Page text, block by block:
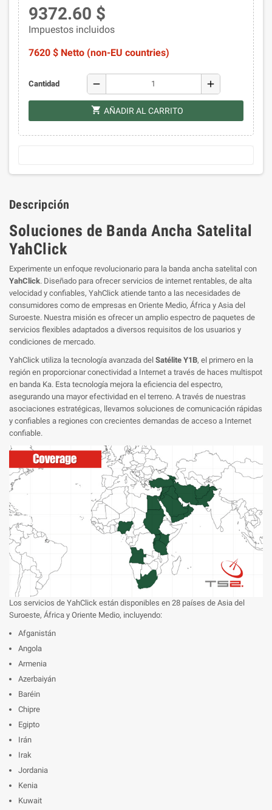
9372.60 $
Impuestos incluidos
7620 $ Netto (non-EU countries)
Cantidad remove add
shopping_cart AÑADIR AL CARRITO
Descripción
Soluciones de Banda Ancha Satelital
YahClick
Experimente un enfoque revolucionario para la banda ancha satelital con
YahClick. Diseñado para ofrecer servicios de internet rentables, de alta
velocidad y confiables, YahClick atiende tanto a las necesidades de
consumidores como de empresas en Oriente Medio, África y Asia del
Suroeste. Nuestra misión es ofrecer un amplio espectro de paquetes de
servicios flexibles adaptados a diversos requisitos de los usuarios y
condiciones de mercado.
YahClick utiliza la tecnología avanzada del Satélite Y1B, el primero en la
región en proporcionar conectividad a Internet a través de haces multispot
en banda Ka. Esta tecnología mejora la eficiencia del espectro,
asegurando una mayor efectividad en el terreno. A través de nuestras
asociaciones estratégicas, llevamos soluciones de comunicación rápidas
y confiables a regiones con crecientes demandas de acceso a Internet
confiable.
Los servicios de YahClick están disponibles en 28 países de Asia del
Suroeste, África y Oriente Medio, incluyendo:
Afganistán
Angola
Armenia
Azerbaiyán
Baréin
Chipre
Egipto
Irán
Irak
Jordania
Kenia
Kuwait